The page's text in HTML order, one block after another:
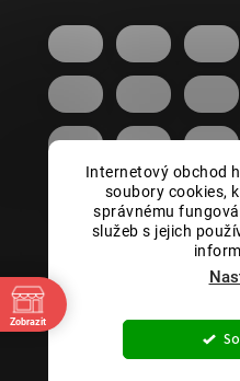
Internetový obchod
soubory cookies,
správnému
služeb s jejich
Copyright 2026
Zobrazit